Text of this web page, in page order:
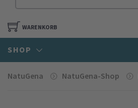
WARENKORB
SHOP
NatuGena NatuGena-Shop